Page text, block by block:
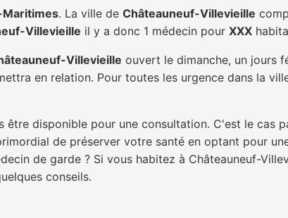
. La ville de Châteauneuf-Villevieille
Villevieille il y a donc 1 médecin pour XXX
Villevieille ouvert le dimanche, un jours
en relation. Pour toutes les urgence dans la
disponible pour une consultation. C'est le cas
de préserver votre santé en optant pour
de garde ? Si vous habitez à Châteauneuf-
conseils.